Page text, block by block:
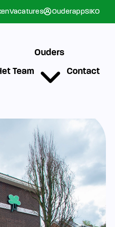
Vacatures OuderappSIKO
Team
Ouders
Contact